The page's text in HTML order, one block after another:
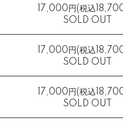
17,000円(税込
SOLD OUT
17,000円(税込
SOLD OUT
17,000円(税込
SOLD OUT